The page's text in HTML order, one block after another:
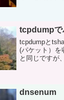
tcpdumpで
tcpdumpと
(パケット）を
と同じですが
dnsenum